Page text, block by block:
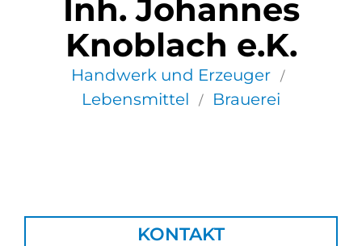
Inh. Johannes
Knoblach e.K.
Handwerk und Erzeuger /
Lebensmittel / Brauerei
KONTAKT